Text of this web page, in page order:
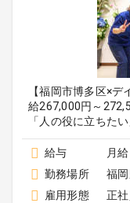
【福岡市博多区×
給267,000円～
「人の役に立ちた
給与
月
勤務場所
福
雇用形態
正社